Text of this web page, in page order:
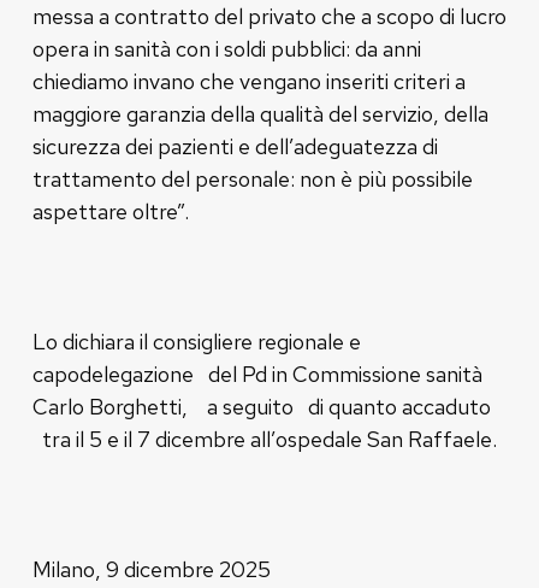
messa a contratto del privato che a scopo di lucro
opera in sanità con i soldi pubblici: da anni
chiediamo invano che vengano inseriti criteri a
maggiore garanzia della qualità del servizio, della
sicurezza dei pazienti e dell’adeguatezza di
trattamento del personale: non è più possibile
aspettare oltre”.
Lo dichiara il consigliere regionale e
capodelegazione del Pd in Commissione sanità
Carlo Borghetti, a seguito di quanto accaduto
tra il 5 e il 7 dicembre all’ospedale San Raffaele.
Milano, 9 dicembre 2025